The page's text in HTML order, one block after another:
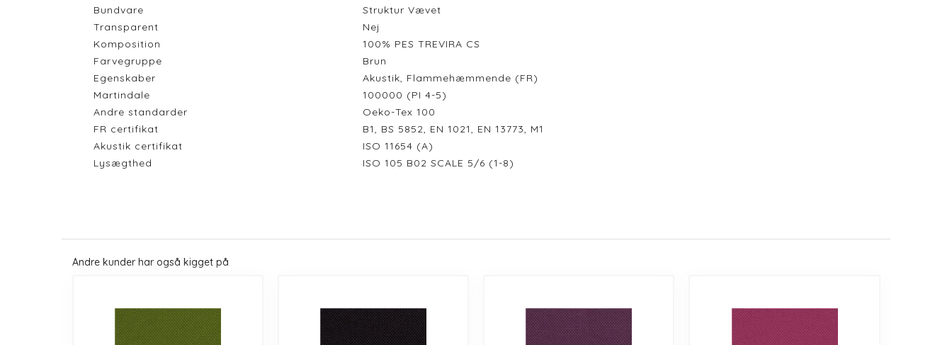
Bundvare
Struktur Vævet
Transparent
Nej
Komposition
100% PES TREVIRA CS
Farvegruppe
Brun
Egenskaber
Akustik, Flammehæmmende (FR)
Martindale
100000 (PI 4-5)
Andre standarder
Oeko-Tex 100
FR certifikat
B1, BS 5852, EN 1021, EN 13773, M1
Akustik certifikat
ISO 11654 (A)
Lysægthed
ISO 105 B02 SCALE 5/6 (1-8)
Andre kunder har også kigget på